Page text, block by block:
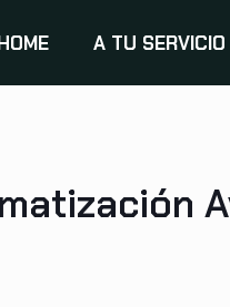
A TU SERVICIO